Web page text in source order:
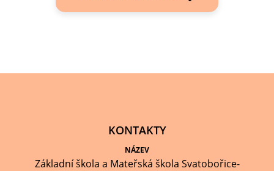
KONTAKTY
NÁZEV
Základní škola a Mateřská škola Svatobořice-